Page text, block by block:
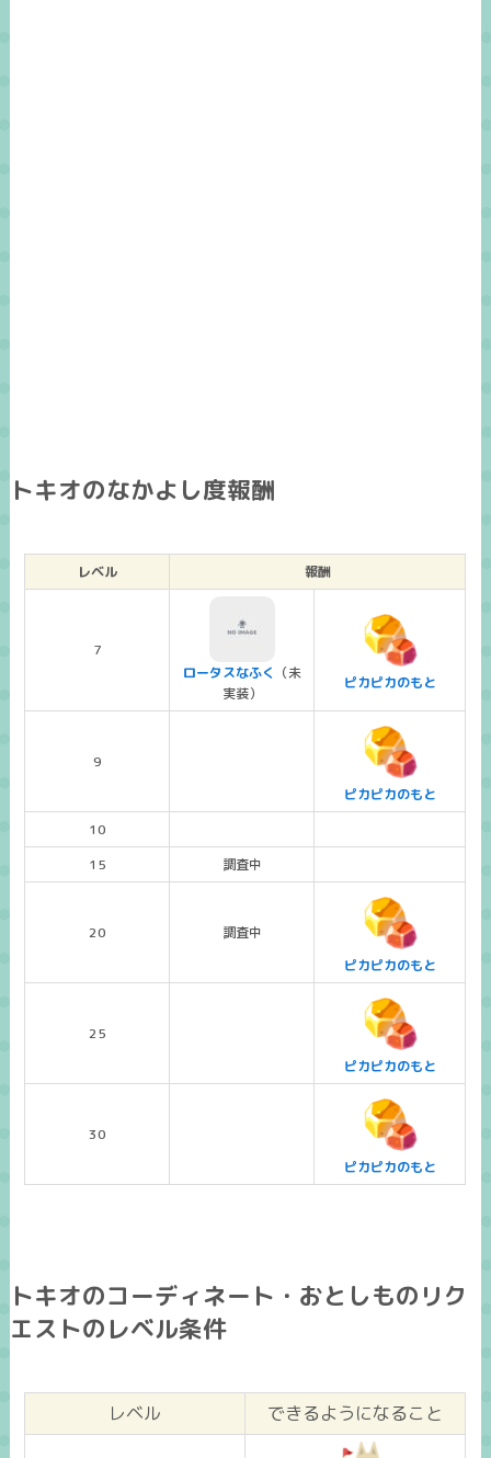
トキオのなかよし度報酬
レベル 報酬
7
ロータスなふく （未
実装）
ピカピカのもと
9
ピカピカのもと
10
15
調査中
20
調査中
ピカピカのもと
25
ピカピカのもと
30
ピカピカのもと
トキオのコーディネート・おとしものリク
エストのレベル条件
レベル できるようになること